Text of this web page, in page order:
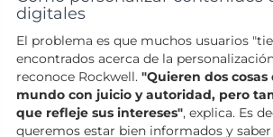
digitales
El problema es que muchos usuarios
encontrados acerca de la
reconoce Rockwell. "Quieren dos
mundo con juicio y autoridad, pero
que refleje sus intereses", explica. Es
queremos estar bien informados y